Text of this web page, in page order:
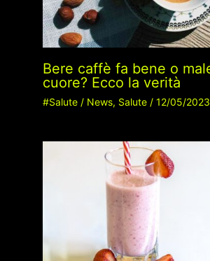
Bere caffè fa bene o
cuore? Ecco la verità
#Salute/ News, Salute/ 12/05/2023